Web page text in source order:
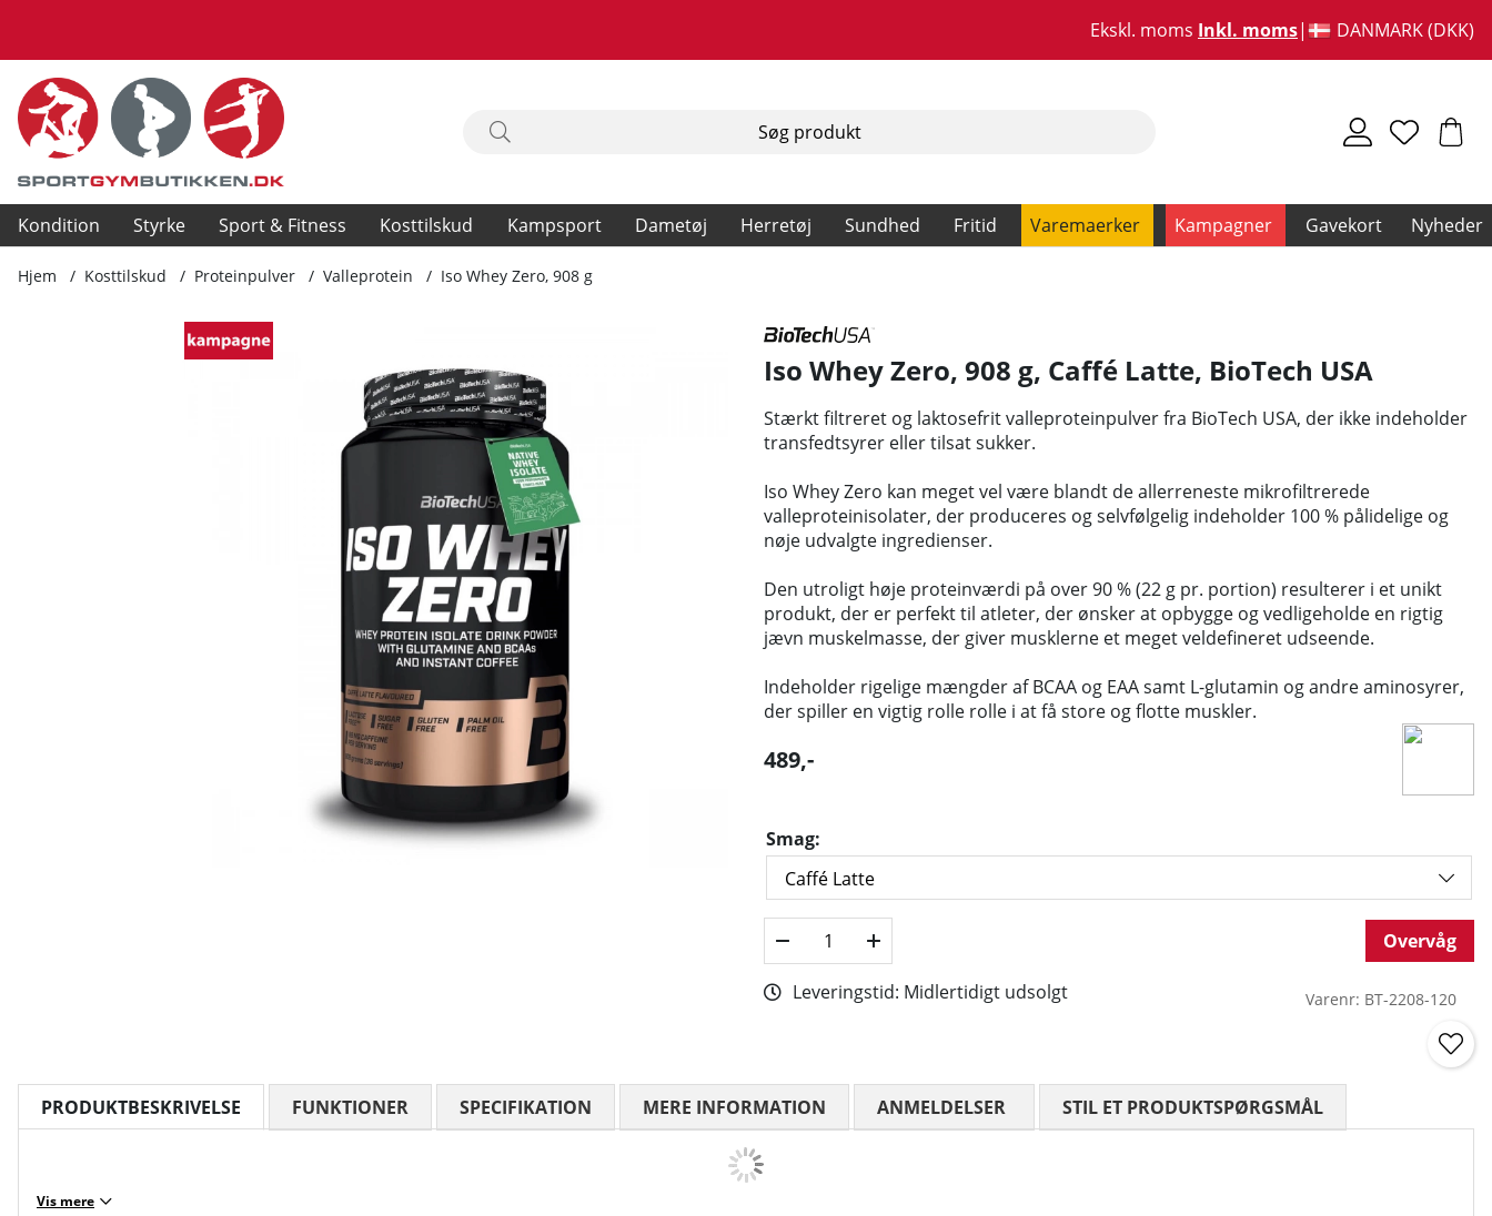
Ekskl. moms Inkl. moms DANMARK (DKK)
Kondition Styrke Sport & Fitness Kosttilskud Kampsport Dametøj Herretøj Sundhed Fritid Varemaerker Kampagner Gavekort Nyheder
Hjem Kosttilskud Proteinpulver Valleprotein Iso Whey Zero, 908 g
Produktbilleder Iso Whey Zero, 908 g
Iso Whey Zero, 908 g, Caffé Latte, BioTech USA
Stærkt filtreret og laktosefrit valleproteinpulver fra BioTech USA, der ikke indeholder
transfedtsyrer eller tilsat sukker.
Iso Whey Zero kan meget vel være blandt de allerreneste mikrofiltrerede
valleproteinisolater, der produceres og selvfølgelig indeholder 100 % pålidelige og
nøje udvalgte ingredienser.
Den utroligt høje proteinværdi på over 90 % (22 g pr. portion) resulterer i et unikt
produkt, der er perfekt til atleter, der ønsker at opbygge og vedligeholde en rigtig
jævn muskelmasse, der giver musklerne et meget veldefineret udseende.
Indeholder rigelige mængder af BCAA og EAA samt L-glutamin og andre aminosyrer,
der spiller en vigtig rolle rolle i at få store og flotte muskler.
489,-
Smag:
Overvåg
Leveringstid: Midlertidigt udsolgt Varenr: BT-2208-120
PRODUKTBESKRIVELSE
Vis mere
FUNKTIONER SPECIFIKATION MERE INFORMATION ANMELDELSER GENNEMSNITLIG VURDERING 0 UD AF 5 ANTAL
STIL ET PRODUKTSPØRGSMÅL